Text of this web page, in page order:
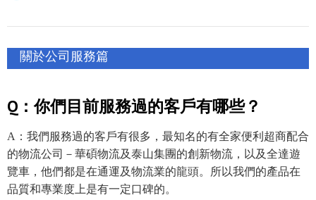
關於公司服務篇
Q：你們目前服務過的客戶有哪些？
A：我們服務過的客戶有很多，最知名的有全家便利超商配合
的物流公司－華碩物流及泰山集團的創新物流，以及全達遊
覽車，他們都是在通運及物流業的龍頭。所以我們的產品在
品質和專業度上是有一定口碑的。